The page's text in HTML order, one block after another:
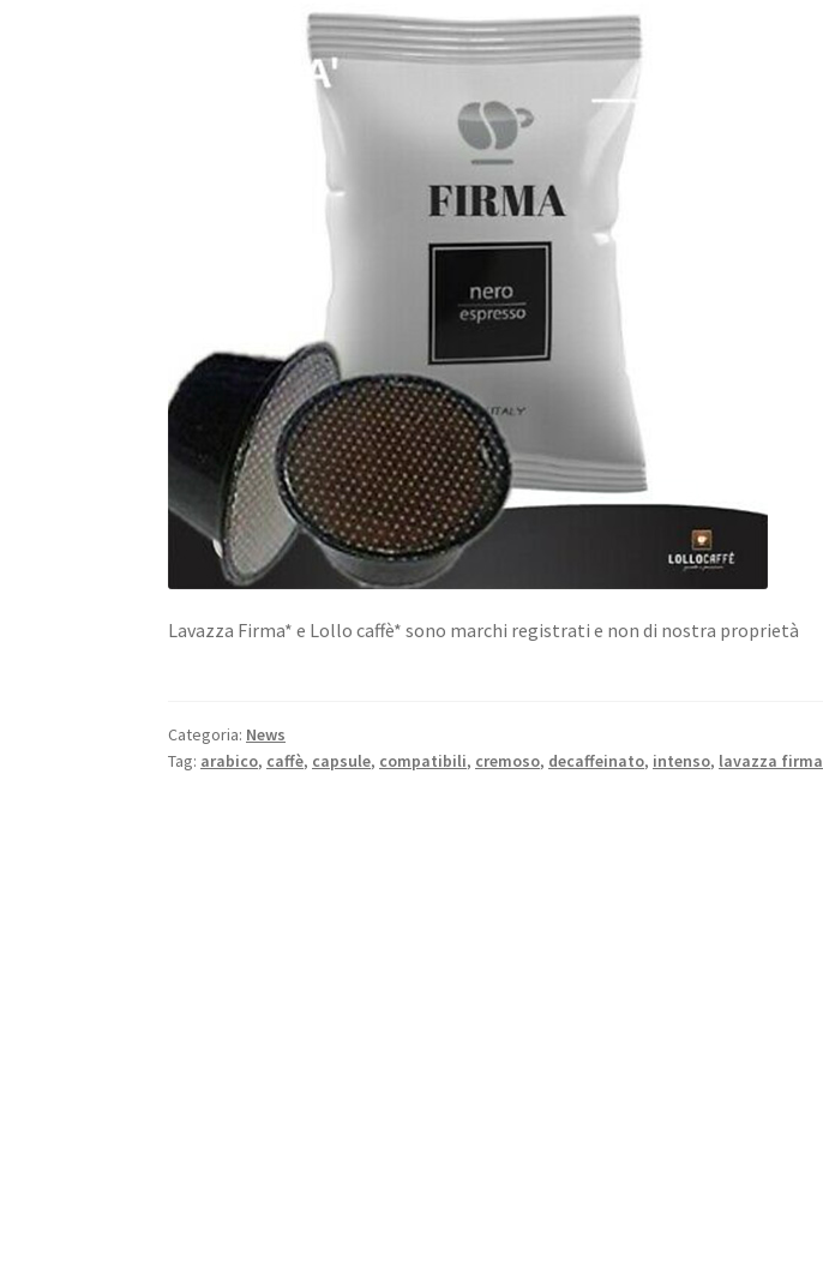
Lavazza Firma* e Lollo caffè* sono marchi registrati e non di nostra proprietà
Categoria: News
Tag: arabico, caffè, capsule, compatibili, cremoso, decaffeinato, intenso, lavazza firma